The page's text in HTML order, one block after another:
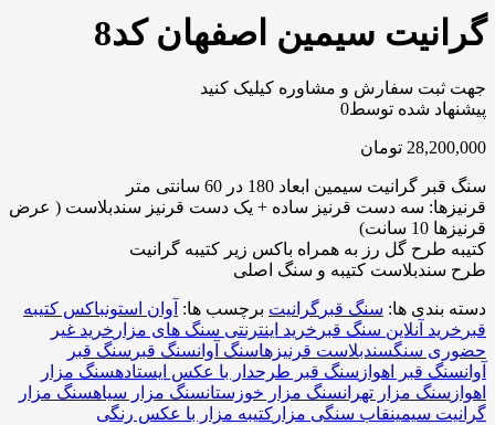
گرانیت سیمین اصفهان کد8
جهت ثبت سفارش و مشاوره کیلیک کنید
پیشنهاد شده توسط0
28,200,000 تومان
سنگ قبر گرانیت سیمین ابعاد 180 در 60 سانتی متر
قرنیزها: سه دست قرنیز ساده + یک دست قرنیز سندبلاست ( عرض
قرنیزها 10 سانت)
کتیبه طرح گل رز به همراه باکس زیر کتیبه گرانیت
طرح سندبلاست کتیبه و سنگ اصلی
دسته بندی ها: سنگ قبر گرانیت برچسب ها: آوان استونباکس کتیبه
قبر خرید آنلاین سنگ قبر خرید اینترنتی سنگ های مزار خرید غیر
حضوری سنگسندبلاست قرنیزهاسنگ آوانسنگ قبر سنگ قبر
آوانسنگ قبر اهواز سنگ قبر طرحدار با عکس ایستادهسنگ مزار
اهواز سنگ مزار تهرانسنگ مزار خوزستانسنگ مزار سیاهسنگ مزار
گرانیت سیمینقاب سنگی مزار کتیبه مزار با عکس رنگی